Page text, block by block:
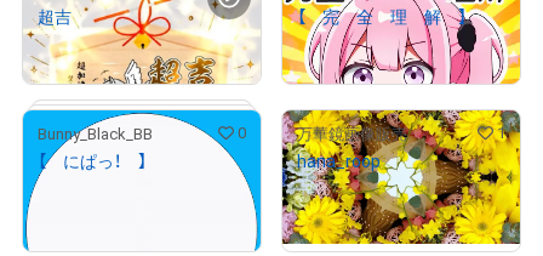
# 313/810 # 32/675
# 182/777
超吉
¥500
# 2/5
【 完 全 理 解 】
¥2,000
Bunny_Black_BB 0
【 にぱっ！ 】
万華鏡画像販売 1
hana_roop
¥500
売出し（初回販売）